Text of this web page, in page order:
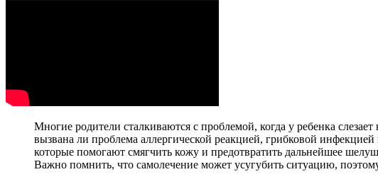
Многие родители сталкиваются с проблемой, когда у ребенка
вызвана ли проблема аллергической реакцией, грибковой
которые помогают смягчить кожу и предотвратить дальнейшее
Важно помнить, что самолечение может усугубить ситуацию,